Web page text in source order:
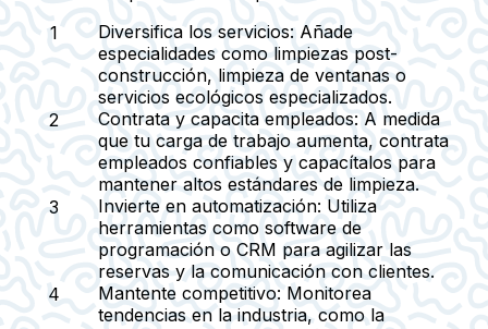
Diversifica los servicios: Añade
especialidades como limpiezas post-
construcción, limpieza de ventanas o
servicios ecológicos especializados.
Contrata y capacita empleados: A medida
que tu carga de trabajo aumenta, contrata
empleados confiables y capacítalos para
mantener altos estándares de limpieza.
Invierte en automatización: Utiliza
herramientas como software de
programación o CRM para agilizar las
reservas y la comunicación con clientes.
Mantente competitivo: Monitorea
tendencias en la industria, como la